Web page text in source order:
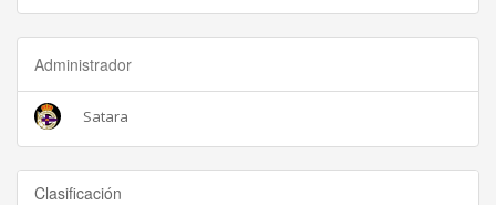
Administrador
Satara
Clasificación